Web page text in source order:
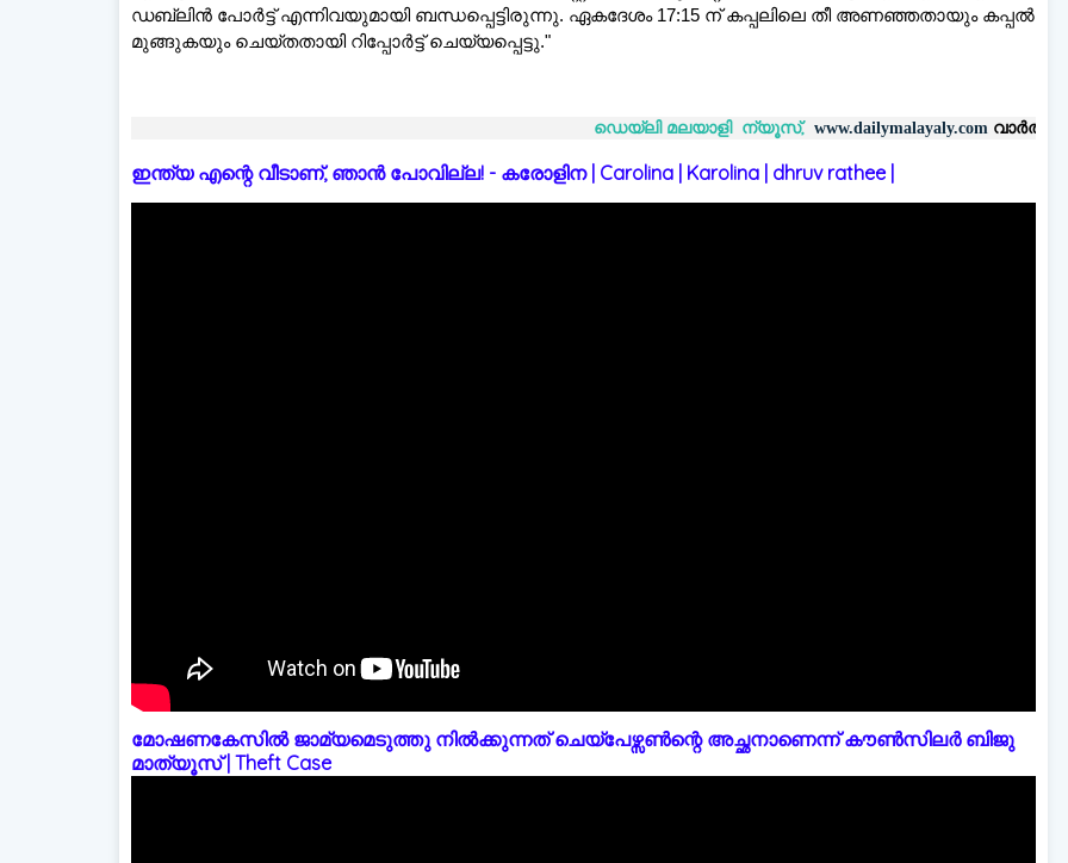
ഡബ്ലിൻ പോർട്ട് എന്നിവയുമായി ബന്ധപ്പെട്ടിരുന്നു. ഏകദേശം 17:15 ന് കപ്പലിലെ തീ അണഞ്ഞതായും കപ്പൽ
മുങ്ങുകയും ചെയ്തതായി റിപ്പോർട്ട് ചെയ്യപ്പെട്ടു."
ഡെയ്‌ലി മലയാളി ന്യൂസ്, www.dailymalayaly.com വാർത്തകൾ 💬
ഇന്ത്യ എന്റെ വീടാണ്, ഞാൻ പോവില്ല! - കരോളിന | Carolina | Karolina | dhruv rathee |
മോഷണകേസിൽ ജാമ്യമെടുത്തു നിൽക്കുന്നത് ചെയ്പേഴ്സൺന്റെ അച്ഛനാണെന്ന് കൗൺസിലർ ബിജു
മാത്യൂസ് | Theft Case